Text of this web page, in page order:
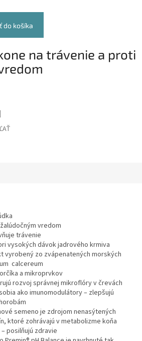
do košíka
na trávenie a proti
vredom
trávenie
vysokých dávok jadrového krmiva
vyrobený zo zvápenatených morských
calcereum
a mikroprvkov
rozvoj správnej mikroflóry v črevách
ako imunomodulátory – zlepšujú
semeno je zdrojom nenasýtených
ktoré zohrávajú v metabolizme koňa
posilňujú zdravie